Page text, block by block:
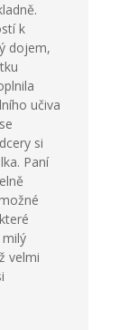
k
dojem,
učiva
si
Paní
velmi